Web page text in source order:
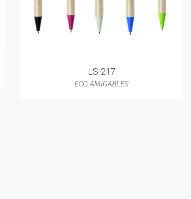
LS-217
ECO AMIGABLES